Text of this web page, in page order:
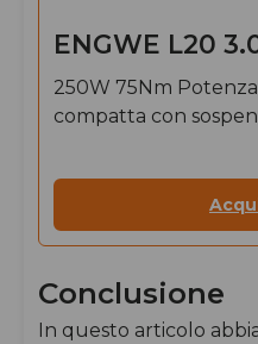
ENGWE L20
250W 75Nm
compatta con
Conclusione
In questo articolo